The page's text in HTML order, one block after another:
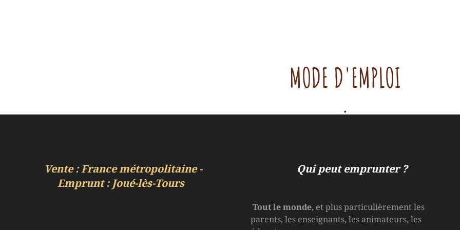
MODE D'EMPLOI
.
Vente : France métropolitaine -
Emprunt : Joué-lès-Tours
Qui peut emprunter ?
Tout le monde, et plus particulièrement les
parents, les enseignants, les animateurs, les